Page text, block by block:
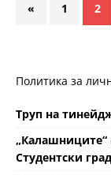
« 1 2
Политика за
Труп на
„Калашниците“
Студентски град